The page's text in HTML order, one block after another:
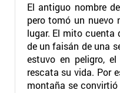
El antiguo nombre
pero tomó un nuevo
lugar. El mito cuenta
de un faisán de una
estuvo en peligro,
rescata su vida. Por
montaña se